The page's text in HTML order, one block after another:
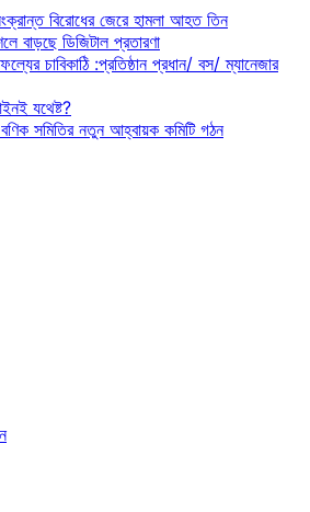
বিরোধের জেরে হামলা আহত তিন
বাড়ছে ডিজিটাল প্রতারণা
চাবিকাঠি :প্রতিষ্ঠান প্রধান/ বস/ ম্যানেজার
যথেষ্ট?
সমিতির নতুন আহ্বায়ক কমিটি গঠন